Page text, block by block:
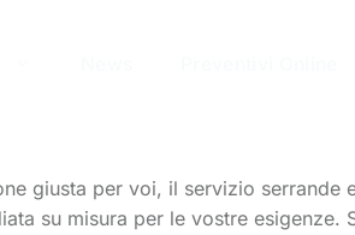
giusta per voi, il servizio serrande
su misura per le vostre esigenze.